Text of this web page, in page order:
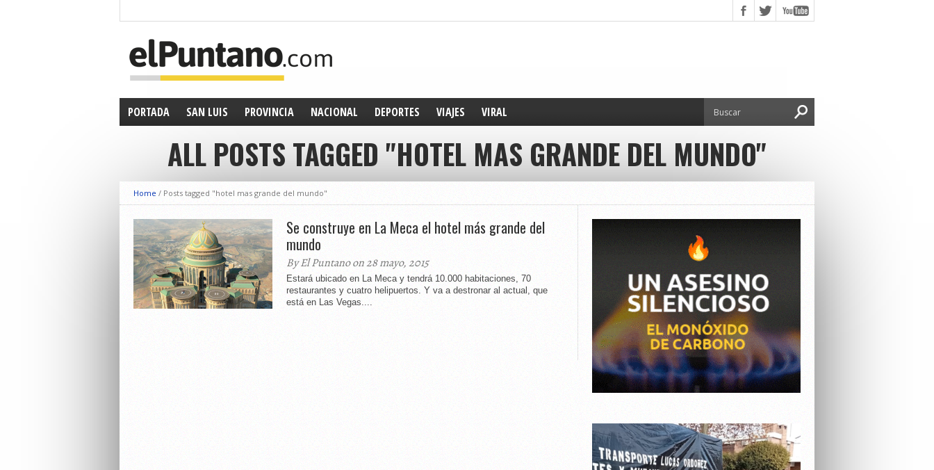
PORTADA SAN LUIS PROVINCIA NACIONAL DEPORTES VIAJES VIRAL
ALL POSTS TAGGED "HOTEL MAS GRANDE DEL MUNDO"
Home / Posts tagged "hotel mas grande del mundo"
Se construye en La Meca el hotel más grande del
mundo
By El Puntano on 28 mayo, 2015
Estará ubicado en La Meca y tendrá 10.000 habitaciones, 70
restaurantes y cuatro helipuertos. Y va a destronar al actual, que
está en Las Vegas....